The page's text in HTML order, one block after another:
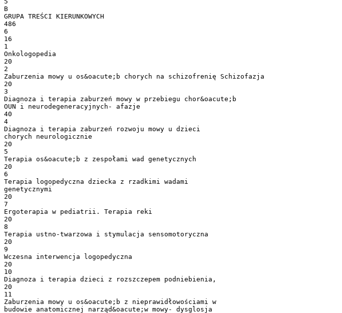
B
GRUPA TREŚCI KIERUNKOWYCH
486
6
16
1
Onkologopedia
20
2
Zaburzenia mowy u os&oacute;b chorych na schizofrenię Schizofazja
20
3
Diagnoza i terapia zaburzeń mowy w przebiegu chor&oacute;b
OUN i neurodegeneracyjnych- afazje
40
4
Diagnoza i terapia zaburzeń rozwoju mowy u dzieci
chorych neurologicznie
20
5
Terapia os&oacute;b z zespołami wad genetycznych
20
6
Terapia logopedyczna dziecka z rzadkimi wadami
genetycznymi
20
7
Ergoterapia w pediatrii. Terapia reki
20
8
Terapia ustno-twarzowa i stymulacja sensomotoryczna
20
9
Wczesna interwencja logopedyczna
20
10
Diagnoza i terapia dzieci z rozszczepem podniebienia,
20
11
Zaburzenia mowy u os&oacute;b z nieprawidłowościami w
budowie anatomicznej narząd&oacute;w mowy- dysglosja